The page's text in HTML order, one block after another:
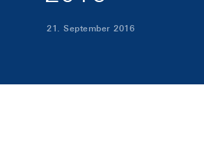
21. September 2016